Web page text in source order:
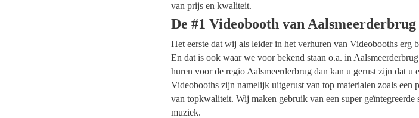
van prijs en kwaliteit.
De #1 Videobooth van Aalsmeerderbrug
Het eerste dat wij als leider in het verhuren van Videobooths
En dat is ook waar we voor bekend staan o.a. in
huren voor de regio Aalsmeerderbrug dan kan u gerust zijn dat
Videobooths zijn namelijk uitgerust van top materialen zoals
van topkwaliteit. Wij maken gebruik van een super
muziek.